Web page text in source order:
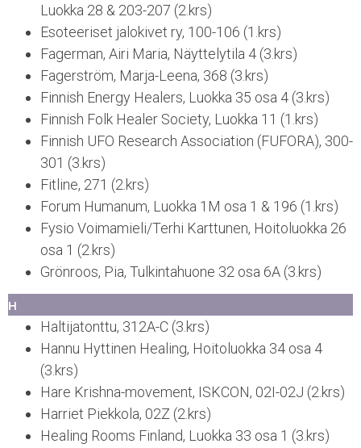
Luokka 28 & 203-207 (2.krs)
Esoteeriset jalokivet ry, 100-106 (1.krs)
Fagerman, Airi Maria, Näyttelytila 4 (3.krs)
Fagerström, Marja-Leena, 368 (3.krs)
Finnish Energy Healers, Luokka 35 osa 4 (3.krs)
Finnish Folk Healer Society, Luokka 11 (1.krs)
Finnish UFO Research Association (FUFORA), 300-
301 (3.krs)
Fitline, 271 (2.krs)
Forum Humanum, Luokka 1M osa 1 & 196 (1.krs)
Fysio Voimamieli/Terhi Karttunen, Hoitoluokka 26
osa 1 (2.krs)
Grönroos, Pia, Tulkintahuone 32 osa 6A (3.krs)
H
Haltijatonttu, 312A-C (3.krs)
Hannu Hyttinen Healing, Hoitoluokka 34 osa 4
(3.krs)
Hare Krishna-movement, ISKCON, 02I-02J (2.krs)
Harriet Piekkola, 02Z (2.krs)
Healing Rooms Finland, Luokka 33 osa 1 (3.krs)